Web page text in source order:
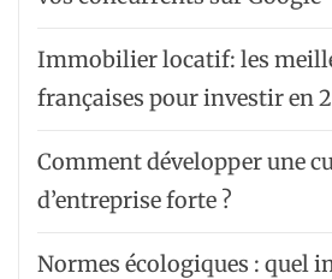
Immobilier locatif: les
françaises pour investir en
Comment développer une
d’entreprise forte ?
Normes écologiques : quel